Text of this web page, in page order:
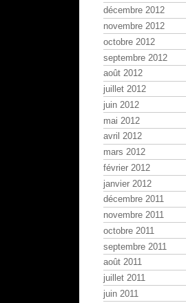
décembre 2012
novembre 2012
octobre 2012
septembre 2012
août 2012
juillet 2012
juin 2012
mai 2012
avril 2012
mars 2012
février 2012
janvier 2012
décembre 2011
novembre 2011
octobre 2011
septembre 2011
août 2011
juillet 2011
juin 2011